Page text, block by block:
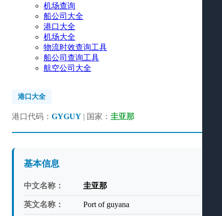
机场查询
船公司大全
港口大全
机场大全
物流时效查询工具
船公司查询工具
航空公司大全
港口大全
港口代码： GYGUY | 国家： 圭亚那
基本信息
中文名称： 圭亚那
英文名称： Port of guyana